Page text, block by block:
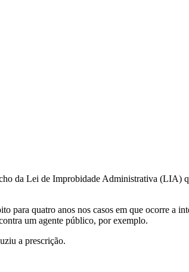
da Lei de Improbidade Administrativa (LIA)
para quatro anos nos casos em que ocorre a
um agente público, por exemplo.
a prescrição.